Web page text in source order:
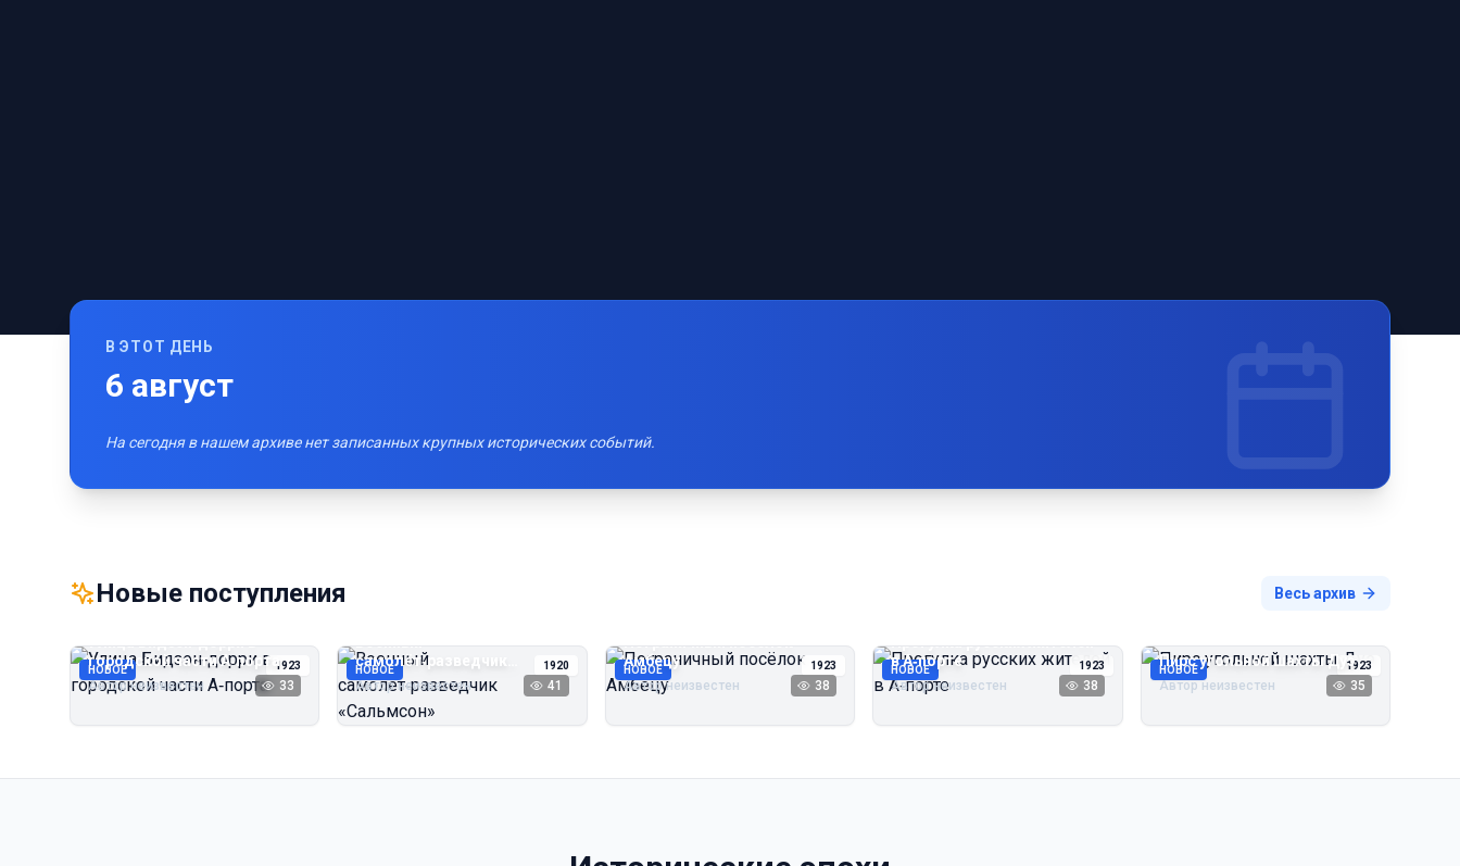
В ЭТОТ ДЕНЬ
6 август
На сегодня в нашем архиве нет записанных крупных исторических событий.
Новые поступления Весь архив
НОВОЕ 1923
Улица Бидзэн‑дорри в
городской части А‑порта
Автор неизвестен 33
НОВОЕ 1920
Военный
самолёт‑разведчик
«Сальмсон»
Автор неизвестен 41
НОВОЕ 1923
Пограничный посёлок
Амбецу
Автор неизвестен 38
НОВОЕ 1923
Прогулка русских жителей
в А‑порте
Автор неизвестен 38
НОВОЕ 1923
Пирс угольной шахты Дуэ
Автор неизвестен 35